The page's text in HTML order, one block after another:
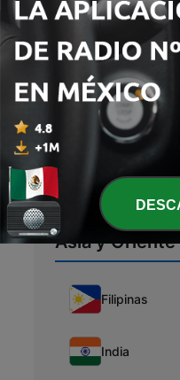
Brasil
Colombia
Perú
Asia y Oriente
Filipinas
India